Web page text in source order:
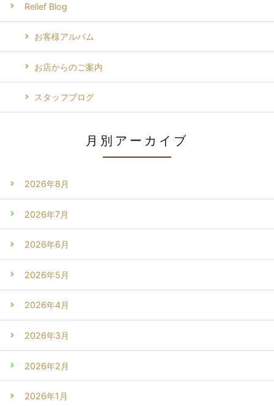
Relief Blog
お客様アルバム
お店からのご案内
スタッフブログ
月別アーカイブ
2026年8月
2026年7月
2026年6月
2026年5月
2026年4月
2026年3月
2026年2月
2026年1月